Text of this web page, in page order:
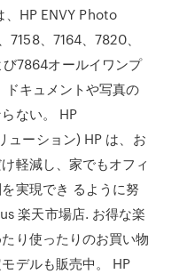
、HP ENVY Photo
7158、7164、7820、
7864オールイワンプ
ドキュメントや写真の
ない。 HP
ーション) HP は、お
軽減し、家でもオフィ
実現でき るように努
楽天市場店. お得な楽
り使ったりのお買い物
デルも販売中。 HP